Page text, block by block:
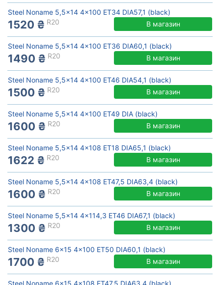
Steel Noname 5,5x14 4x100 ET34 DIA57,1 (black)
1520 ₴ R20 В магазин
Steel Noname 5,5x14 4x100 ET36 DIA60,1 (black)
1490 ₴ R20 В магазин
Steel Noname 5,5x14 4x100 ET46 DIA54,1 (black)
1500 ₴ R20 В магазин
Steel Noname 5,5x14 4x100 ET49 DIA (black)
1600 ₴ R20 В магазин
Steel Noname 5,5x14 4x108 ET18 DIA65,1 (black)
1622 ₴ R20 В магазин
Steel Noname 5,5x14 4x108 ET47,5 DIA63,4 (black)
1600 ₴ R20 В магазин
Steel Noname 5,5x14 4x114,3 ET46 DIA67,1 (black)
1300 ₴ R20 В магазин
Steel Noname 6x15 4x100 ET50 DIA60,1 (black)
1700 ₴ R20 В магазин